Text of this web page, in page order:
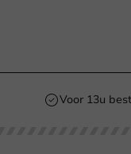
Voor 13u